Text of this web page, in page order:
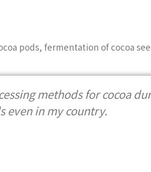
pods, fermentation of cocoa
methods for cocoa
even in my country.